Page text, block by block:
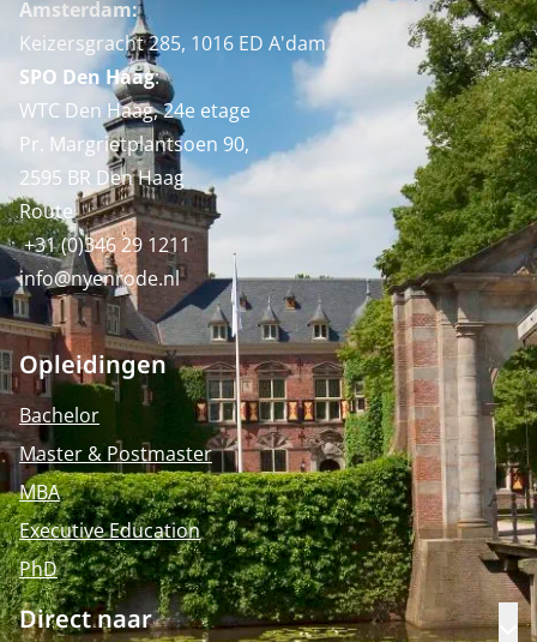
Amsterdam:
Keizersgracht 285, 1016 ED A'dam
SPO Den Haag:
WTC Den Haag, 24e etage
Pr. Margrietplantsoen 90,
2595 BR Den Haag
Route
+31 (0)346 29 1211
info@nyenrode.nl
Opleidingen
Bachelor
Master & Postmaster
MBA
Executive Education
PhD
Direct naar